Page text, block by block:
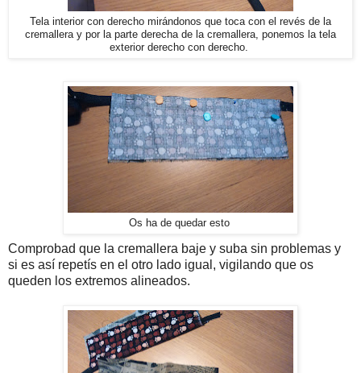
Tela interior con derecho mirándonos que toca con el revés de la
cremallera y por la parte derecha de la cremallera, ponemos la tela
exterior derecho con derecho.
Os ha de quedar esto
Comprobad que la cremallera baje y suba sin problemas y
si es así repetís en el otro lado igual, vigilando que os
queden los extremos alineados.